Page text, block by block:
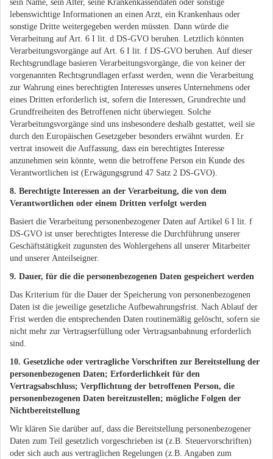
sein Name, sein Alter, seine Krankenkassendaten oder sonstige
lebenswichtige Informationen an einen Arzt, ein Krankenhaus oder
sonstige Dritte weitergegeben werden müssten. Dann würde die
Verarbeitung auf Art. 6 I lit. d DS-GVO beruhen. Letztlich könnten
Verarbeitungsvorgänge auf Art. 6 I lit. f DS-GVO beruhen. Auf dieser
Rechtsgrundlage basieren Verarbeitungsvorgänge, die von keiner der
vorgenannten Rechtsgrundlagen erfasst werden, wenn die Verarbeitung
zur Wahrung eines berechtigten Interesses unseres Unternehmens oder
eines Dritten erforderlich ist, sofern die Interessen, Grundrechte und
Grundfreiheiten des Betroffenen nicht überwiegen. Solche
Verarbeitungsvorgänge sind uns insbesondere deshalb gestattet, weil sie
durch den Europäischen Gesetzgeber besonders erwähnt wurden. Er
vertrat insoweit die Auffassung, dass ein berechtigtes Interesse
anzunehmen sein könnte, wenn die betroffene Person ein Kunde des
Verantwortlichen ist (Erwägungsgrund 47 Satz 2 DS-GVO).
8. Berechtigte Interessen an der Verarbeitung, die von dem
Verantwortlichen oder einem Dritten verfolgt werden
Basiert die Verarbeitung personenbezogener Daten auf Artikel 6 I lit. f
DS-GVO ist unser berechtigtes Interesse die Durchführung unserer
Geschäftstätigkeit zugunsten des Wohlergehens all unserer Mitarbeiter
und unserer Anteilseigner.
9. Dauer, für die die personenbezogenen Daten gespeichert werden
Das Kriterium für die Dauer der Speicherung von personenbezogenen
Daten ist die jeweilige gesetzliche Aufbewahrungsfrist. Nach Ablauf der
Frist werden die entsprechenden Daten routinemäßig gelöscht, sofern sie
nicht mehr zur Vertragserfüllung oder Vertragsanbahnung erforderlich
sind.
10. Gesetzliche oder vertragliche Vorschriften zur Bereitstellung der
personenbezogenen Daten; Erforderlichkeit für den
Vertragsabschluss; Verpflichtung der betroffenen Person, die
personenbezogenen Daten bereitzustellen; mögliche Folgen der
Nichtbereitstellung
Wir klären Sie darüber auf, dass die Bereitstellung personenbezogener
Daten zum Teil gesetzlich vorgeschrieben ist (z.B. Steuervorschriften)
oder sich auch aus vertraglichen Regelungen (z.B. Angaben zum